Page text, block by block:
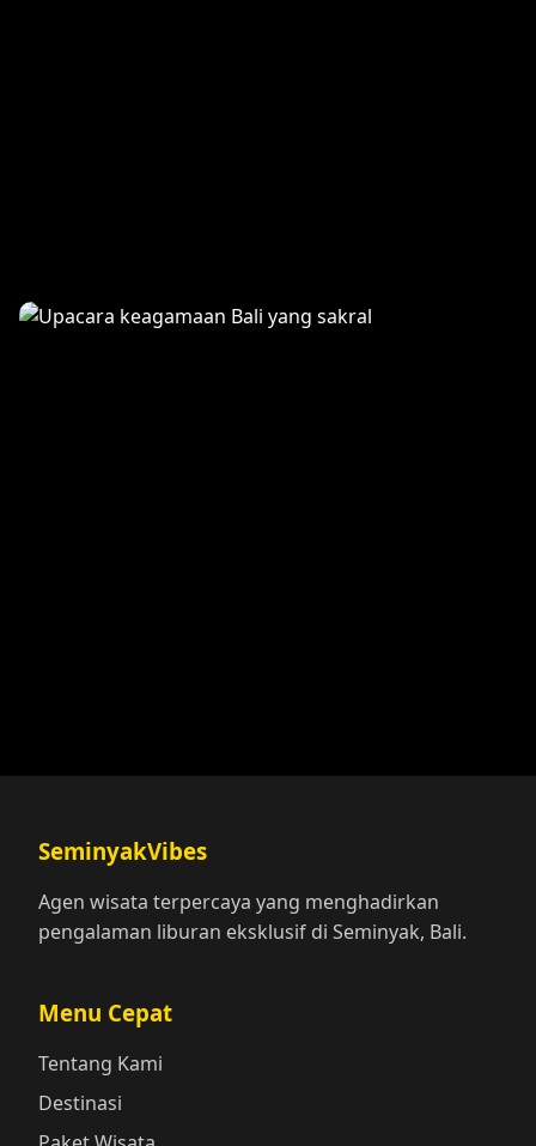
Spa Relaxation
SeminyakVibes
Agen wisata terpercaya yang menghadirkan
pengalaman liburan eksklusif di Seminyak, Bali.
Menu Cepat
Tentang Kami
Destinasi